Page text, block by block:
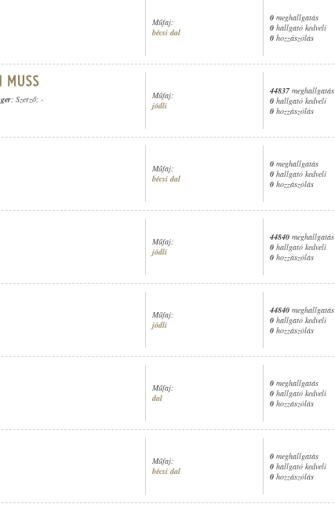
Műfaj:
bécsi dal
0 meghallgatás
0 hallgató kedveli
0 hozzászólás
; Szerző: -
Műfaj:
jódli
44837 meghallgatás
0 hallgató kedveli
0 hozzászólás
Műfaj:
bécsi dal
0 meghallgatás
0 hallgató kedveli
0 hozzászólás
Műfaj:
jódli
44840 meghallgatás
0 hallgató kedveli
0 hozzászólás
Műfaj:
jódli
44840 meghallgatás
0 hallgató kedveli
0 hozzászólás
Műfaj:
dal
0 meghallgatás
0 hallgató kedveli
0 hozzászólás
Műfaj:
bécsi dal
0 meghallgatás
0 hallgató kedveli
0 hozzászólás